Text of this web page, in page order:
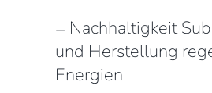
= Nachhaltigkeit
und Herstellung
Energien